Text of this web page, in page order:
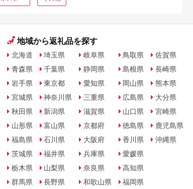
地域から返礼品を探す
北海道
青森県
岩手県
宮城県
秋田県
山形県
福島県
茨城県
栃木県
群馬県
埼玉県
千葉県
東京都
神奈川県
新潟県
富山県
石川県
福井県
山梨県
長野県
岐阜県
静岡県
愛知県
三重県
滋賀県
京都府
大阪府
兵庫県
奈良県
和歌山県
鳥取県
島根県
岡山県
広島県
山口県
徳島県
香川県
愛媛県
高知県
福岡県
佐賀県
長崎県
熊本県
大分県
宮崎県
鹿児島県
沖縄県